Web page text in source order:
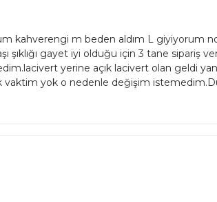
kahverengi m beden aldım L giyiyorum
şıklığı gayet iyi olduğu için 3 tane sipariş
yerine açık lacivert olan geldi
vaktim yok o nedenle değişim